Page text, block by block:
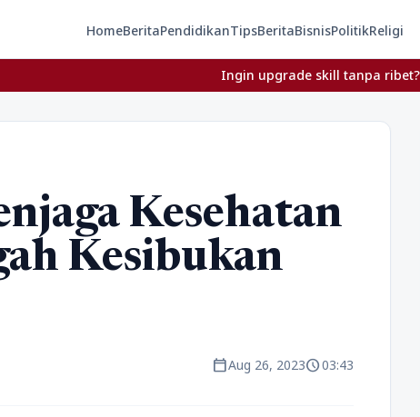
HomeBeritaPendidikanTipsBeritaBisnisPolitikReligi
Ingin upgrade skill tanpa ribet? Temukan
Kesehatan
Kesibukan
calendar_todayAug 26, 2023schedule03:43